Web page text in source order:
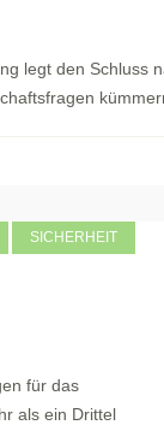
legt den
SICHERHEIT
für das
als ein Drittel